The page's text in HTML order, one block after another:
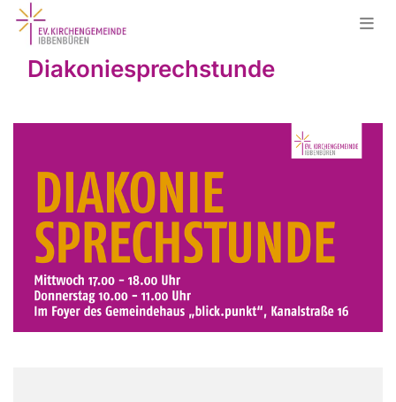
Diakoniesprechstunde